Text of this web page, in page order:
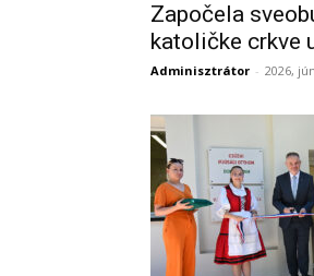
Započela
katoličke crkve
Adminisztrátor - 2026,